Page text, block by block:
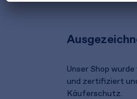
Unser Shop
und zertifiziert
Käuferschutz.